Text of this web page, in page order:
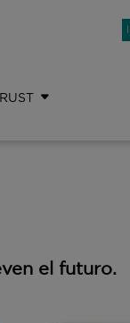
el futuro.